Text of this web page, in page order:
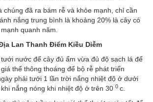
chúng đã ra bám rễ và khỏe mạnh, chỉ cần
nắng trung bình là khoảng 20% là cây có
quanh năm.
Lan Thanh Điểm Kiều Diễm
nước để cây đủ ẩm vừa đủ độ sạch lá để
thể thông thoáng để bộ rễ phát triển
phải tưới 1 lần trời nắng nhiệt độ ở dưới
nắng nóng khi nhiệt độ ở trên 30 0 c.